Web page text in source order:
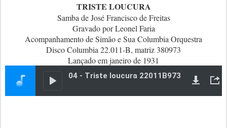
TRISTE LOUCURA
Samba de José Francisco de Freitas
Gravado por Leonel Faria
Acompanhamento de Simão e Sua Columbia Orquestra
Disco Columbia 22.011-B, matriz 380973
Lançado em janeiro de 1931